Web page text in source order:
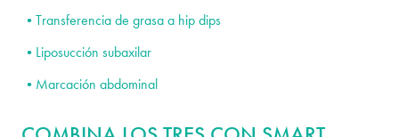
Transferencia de grasa a hip dips
Liposucción subaxilar
Marcación abdominal